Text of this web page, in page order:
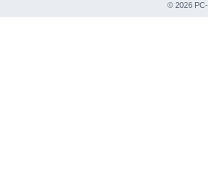
© 2026